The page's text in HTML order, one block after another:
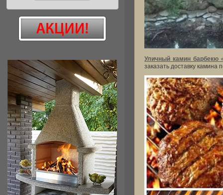
Уличный камин барбекю
заказать доставку